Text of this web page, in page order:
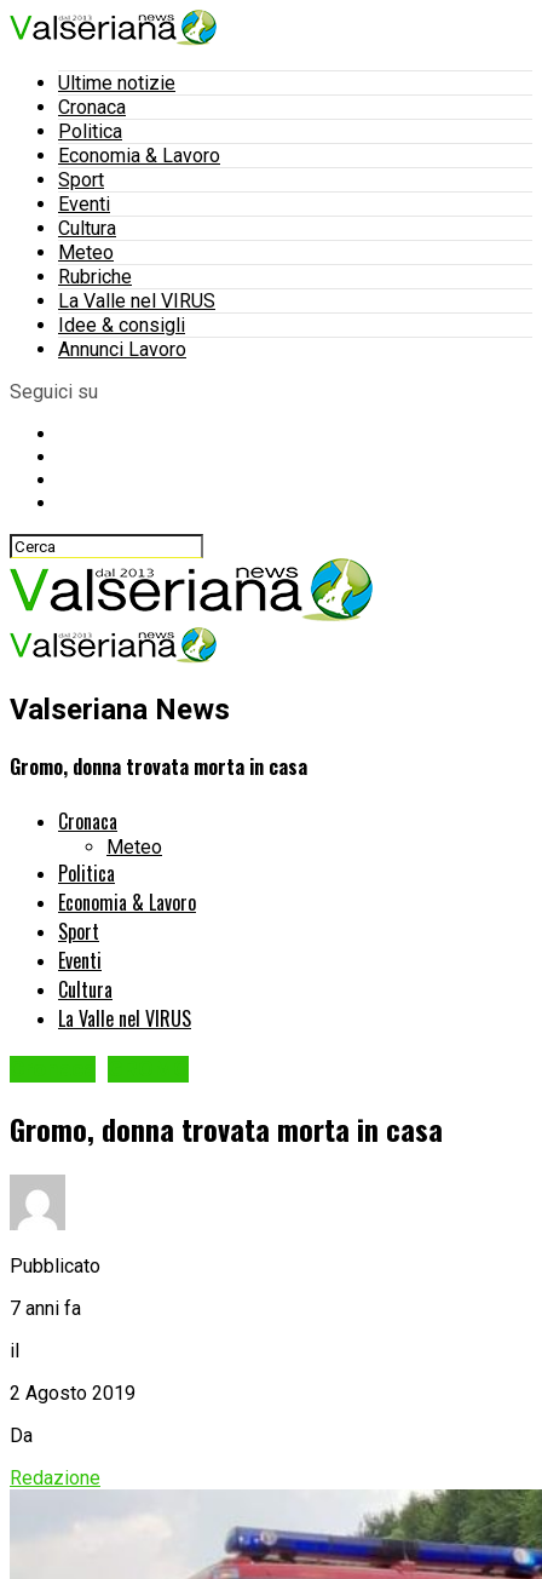
Ultime notizie
Cronaca
Politica
Economia & Lavoro
Sport
Eventi
Cultura
Meteo
Rubriche
La Valle nel VIRUS
Idee & consigli
Annunci Lavoro
Seguici su
Valseriana News
Gromo, donna trovata morta in casa
Cronaca
Meteo
Politica
Economia & Lavoro
Sport
Eventi
Cultura
La Valle nel VIRUS
Gromo, donna trovata morta in casa
Pubblicato
7 anni fa
il
2 Agosto 2019
Da
Redazione